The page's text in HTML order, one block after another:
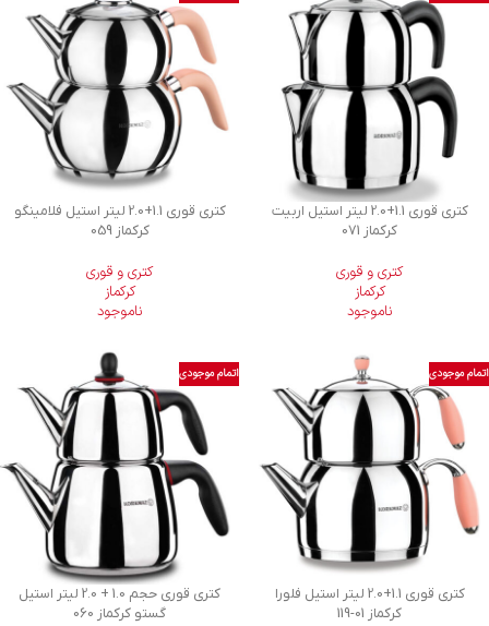
کتری قوری 1.1+2.0 لیتر استیل اربیت
کرکماز 071
کتری و قوری
کرکماز
ناموجود
کتری قوری 1.1+2.0 لیتر استیل فلامینگو
کرکماز 059
کتری و قوری
کرکماز
ناموجود
اتمام موجودی
کتری قوری 1.1+2.0 لیتر استیل فلورا
کرکماز 119-01
اتمام موجودی
کتری قوری حجم 1.0 + 2.0 لیتر استیل
گستو کرکماز 060